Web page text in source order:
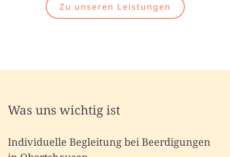
Zu unseren Leistungen
Was uns wichtig ist
Individuelle Begleitung bei Beerdigungen